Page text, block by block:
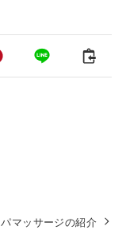
マッサージの紹介